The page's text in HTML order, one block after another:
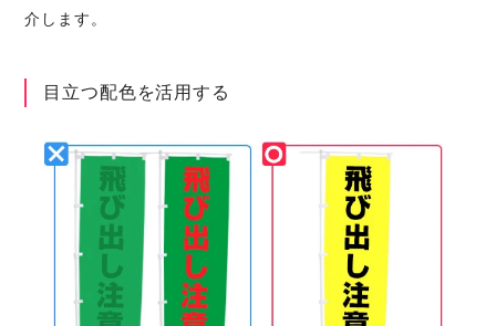
介します。
目立つ配色を活用する